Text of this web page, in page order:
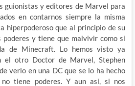
guionistas y editores de Marvel para
en contarnos siempre la misma
hiperpoderoso que al principio de su
poderes y tiene que malvivir como si
de Minecraft. Lo hemos visto ya
el otro Doctor de Marvel, Stephen
verlo en una DC que se lo ha hecho
tiene poderes. Y aun así, si nos